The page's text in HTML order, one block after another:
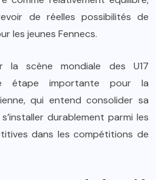
de réelles possibilités de
les jeunes Fennecs.
la scène mondiale des U17
étape importante pour la
qui entend consolider sa
durablement parmi les
dans les compétitions de